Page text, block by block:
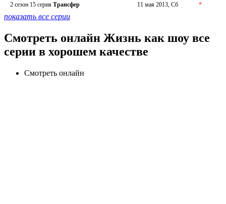
2 сезон 15 серия Трансфер 11 мая 2013, Сб *
показать все серии
Смотреть онлайн Жизнь как шоу все
серии в хорошем качестве
Смотреть онлайн